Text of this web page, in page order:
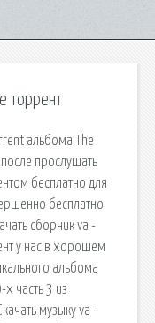
торрент
альбома The
после прослушать
бесплатно для
бесплатно
сборник va -
у нас в хорошем
альбома
часть 3 из
музыку va -